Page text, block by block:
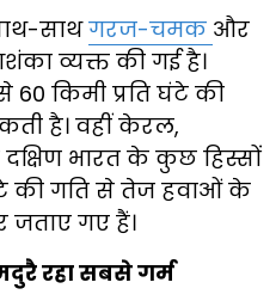
साथगरज-चमक और
व्यक्त की गई है।
किमी प्रति घंटे की
है। वहीं केरल,
भारत के कुछ हिस्सों
की गति से तेज हवाओं के
जताए गए हैं।
रहा सबसे गर्म